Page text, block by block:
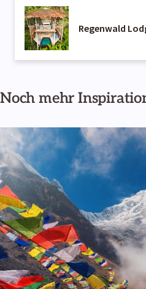
Regenwald
Noch mehr